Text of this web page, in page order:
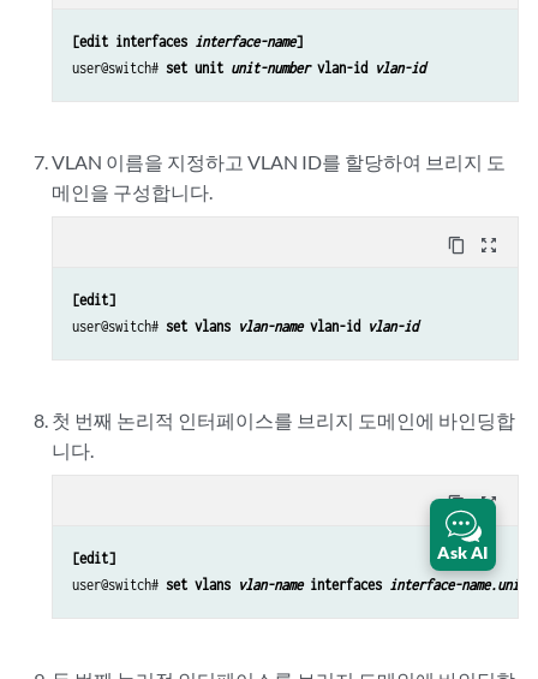
[edit interfaces interface-name]
user@switch# set unit unit-number vlan-id vlan-id
VLAN 이름을 지정하고 VLAN ID를 할당하여 브리지 도
메인을 구성합니다.
content_copy zoom_out_map
[edit]
user@switch# set vlans vlan-name vlan-id vlan-id
첫 번째 논리적 인터페이스를 브리지 도메인에 바인딩합
니다.
content_copy zoom_out_map
[edit]
user@switch# set vlans vlan-name interfaces interface-name.unit
Ask AI